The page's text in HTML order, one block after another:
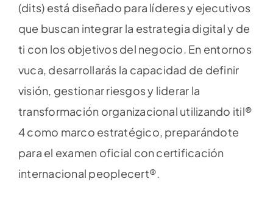
(dits) está diseñado para líderes y ejecutivos
que buscan integrar la estrategia digital y de
ti con los objetivos del negocio. En entornos
vuca, desarrollarás la capacidad de definir
visión, gestionar riesgos y liderar la
transformación organizacional utilizando itil®
4 como marco estratégico, preparándote
para el examen oficial con certificación
internacional peoplecert®.